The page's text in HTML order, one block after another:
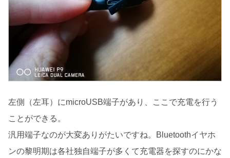
左側（左耳）にmicroUSB端子があり、ここで充電を行う
ことができる。
汎用端子なのが大変ありがたいですね。Bluetoothイヤホ
ンの黎明期は各社独自端子が多くて充電器を探すのにかな